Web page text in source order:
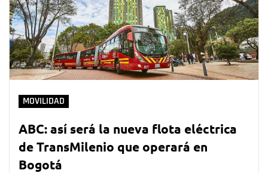
MOVILIDAD
ABC: así será la nueva flota eléctrica
de TransMilenio que operará en
Bogotá